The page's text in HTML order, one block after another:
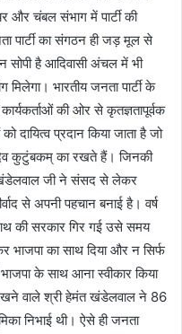
और चंबल संभाग में पार्टी की
पार्टी का संगठन ही जड़ मूल से
सोपी है आदिवासी अंचल में भी
भारतीय जनता पार्टी के
की ओर से कृतज्ञतापूर्वक
दायित्व प्रदान किया जाता है जो
कुटुंबकम् का रखते हैं। जिनकी
है खंडेलवाल जी ने संसद से लेकर
से अपनी पहचान बनाई है। वर्ष
की सरकार गिर गई उसे समय
भाजपा का साथ दिया और न सिर्फ
के साथ आना स्वीकार किया
वाले श्री हेमंत खंडेलवाल ने 86
निभाई थी। ऐसे ही जनता